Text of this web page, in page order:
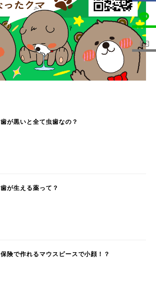
歯が黒いと全て虫歯なの？
歯が生える薬って？
保険で作れるマウスピースで小顔！？